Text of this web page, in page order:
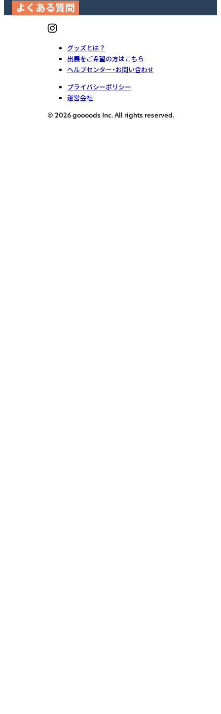
よくある質問
グッズとは？
出展をご希望の方はこちら
ヘルプセンター・お問い合わせ
プライバシーポリシー
運営会社
© 2026 goooods Inc. All rights reserved.